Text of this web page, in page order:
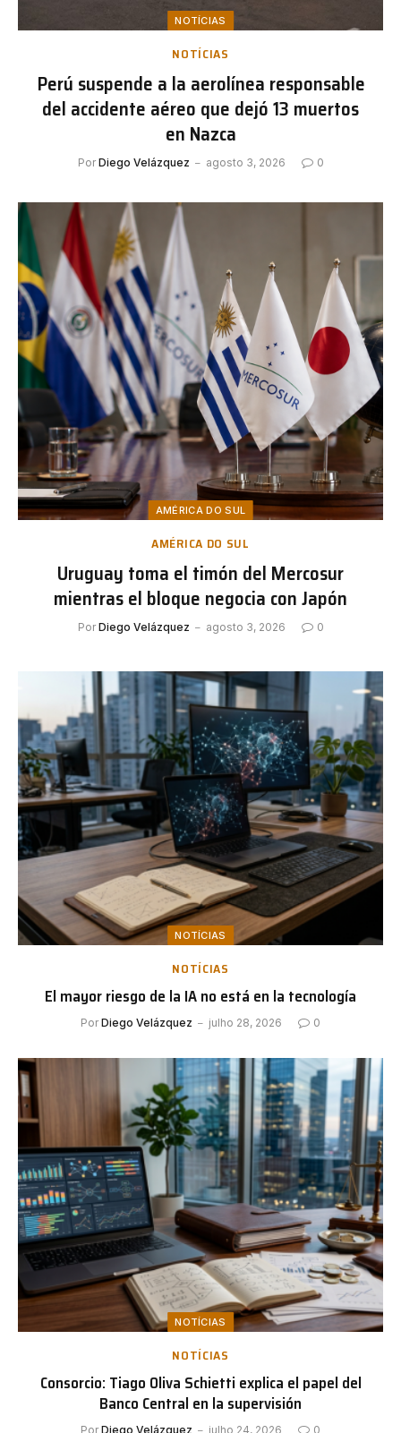
NOTÍCIAS
NOTÍCIAS
Perú suspende a la aerolínea responsable
del accidente aéreo que dejó 13 muertos
en Nazca
Por Diego Velázquez agosto 3, 2026 0
AMÉRICA DO SUL
AMÉRICA DO SUL
Uruguay toma el timón del Mercosur
mientras el bloque negocia con Japón
Por Diego Velázquez agosto 3, 2026 0
NOTÍCIAS
NOTÍCIAS
El mayor riesgo de la IA no está en la tecnología
Por Diego Velázquez julho 28, 2026 0
NOTÍCIAS
NOTÍCIAS
Consorcio: Tiago Oliva Schietti explica el papel del
Banco Central en la supervisión
Por Diego Velázquez julho 24, 2026 0